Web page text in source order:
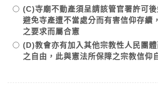
(C)寺廟不動產須呈請該管官署許可
避免寺產遭不當處分而有害信仰存續
之要求而屬合憲
(D)教會亦有加入其他宗教性人民團
之自由，此與憲法所保障之宗教信仰